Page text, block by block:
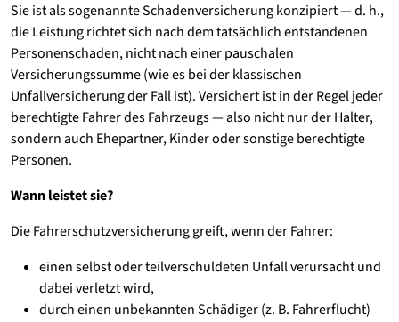
Sie ist als sogenannte Schadenversicherung konzipiert — d. h.,
die Leistung richtet sich nach dem tatsächlich entstandenen
Personenschaden, nicht nach einer pauschalen
Versicherungssumme (wie es bei der klassischen
Unfallversicherung der Fall ist). Versichert ist in der Regel jeder
berechtigte Fahrer des Fahrzeugs — also nicht nur der Halter,
sondern auch Ehepartner, Kinder oder sonstige berechtigte
Personen.
Wann leistet sie?
Die Fahrerschutzversicherung greift, wenn der Fahrer:
einen selbst oder teilverschuldeten Unfall verursacht und
dabei verletzt wird,
durch einen unbekannten Schädiger (z. B. Fahrerflucht)